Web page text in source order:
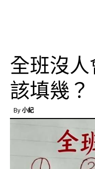
全班沒
該填幾？
By 小紀